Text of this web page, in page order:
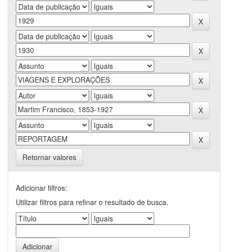
Retornar valores
Adicionar filtros:
Utilizar filtros para refinar o resultado de busca.